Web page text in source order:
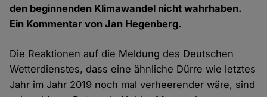
den beginnenden Klimawandel nicht wahrhaben.
Ein Kommentar von Jan Hegenberg.
Die Reaktionen auf die Meldung des Deutschen
Wetterdienstes, dass eine ähnliche Dürre wie letztes
Jahr im Jahr 2019 noch mal verheerender wäre, sind